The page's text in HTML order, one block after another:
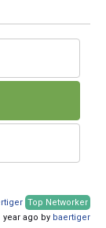
Top Networker
year ago by baertiger